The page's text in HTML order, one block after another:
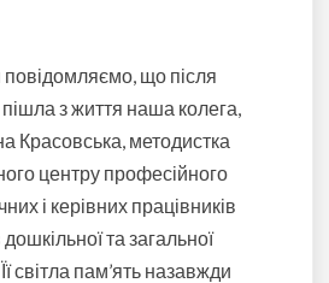
що після
з життя наша колега,
Красовська, методистка
центру професійного
і керівних працівників
та загальної
світла пам’ять назавжди